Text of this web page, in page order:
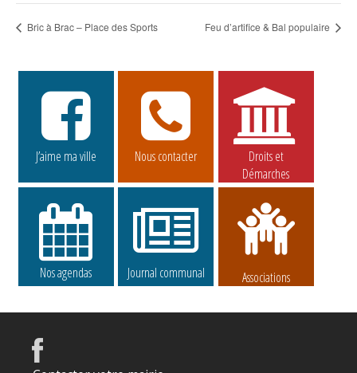
Bric à Brac – Place des Sports Feu d’artifice & Bal populaire
J’aime ma ville Nous contacter
Droits et
Démarches
Nos agendas Journal communal Associations